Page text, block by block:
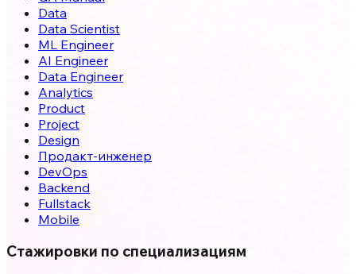
Data
Data Scientist
ML Engineer
AI Engineer
Data Engineer
Analytics
Product
Project
Design
Продакт-инженер
DevOps
Backend
Fullstack
Mobile
Стажировки по специализациям